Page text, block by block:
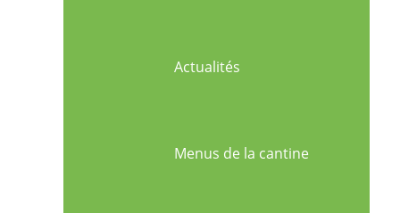
Actualités
Menus de la cantine